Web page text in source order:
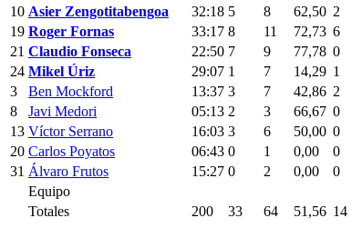
10 Asier Zengotitabengoa 32:18 5 8 62,50 2
19 Roger Fornas 33:17 8 11 72,73 6
21 Claudio Fonseca 22:50 7 9 77,78 0
24 Mikel Úriz 29:07 1 7 14,29 1
3
Ben Mockford 13:37 3 7 42,86 2
8
Javi Medori 05:13 2 3 66,67 0
13 Víctor Serrano 16:03 3 6 50,00 0
20 Carlos Poyatos 06:43 0 1 0,00 0
31 Álvaro Frutos 15:27 0 2 0,00 0
Equipo
Totales
200 33 64 51,56 14